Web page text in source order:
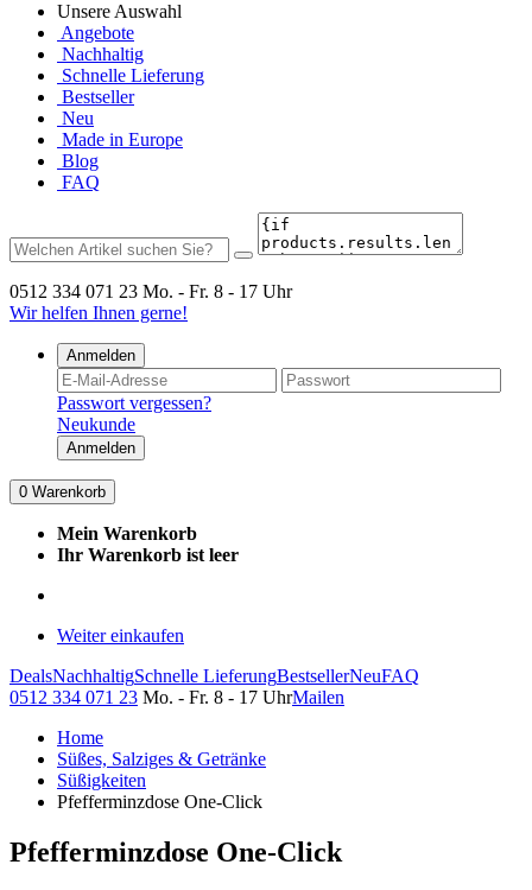
Unsere Auswahl
Angebote
Nachhaltig
Schnelle Lieferung
Bestseller
Neu
Made in Europe
Blog
FAQ
0512 334 071 23 Mo. - Fr. 8 - 17 Uhr
Wir helfen Ihnen gerne!
Anmelden
Passwort vergessen?
Neukunde
Anmelden
0 Warenkorb
Mein Warenkorb
Ihr Warenkorb ist leer
Weiter einkaufen
DealsNachhaltigSchnelle LieferungBestsellerNeuFAQ
0512 334 071 23 Mo. - Fr. 8 - 17 UhrMailen
Home
Süßes, Salziges & Getränke
Süßigkeiten
Pfefferminzdose One-Click
Pfefferminzdose One-Click